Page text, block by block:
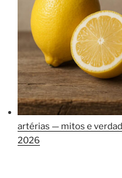
artérias — mitos e
2026